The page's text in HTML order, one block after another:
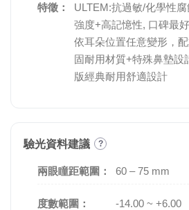
特徵：
ULTEM:抗過敏/化學性
強度+高記憶性, 口碑最
依耳朵位置任意變形，
固耐用材質+特殊鼻墊設
版經典耐用舒適設計
驗光資料建議 ?
兩眼瞳距範圍： 60 – 75 mm
度數範圍： -14.00 ~ +6.00